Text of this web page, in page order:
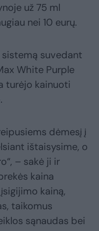
už 75 ml
nei 10 eurų.
sistemą suvedant
White Purple
turėjo kainuoti
dėmesį į
ištaisysime, o
– sakė ji ir
kaina
kainą,
taikomus
sąnaudas bei